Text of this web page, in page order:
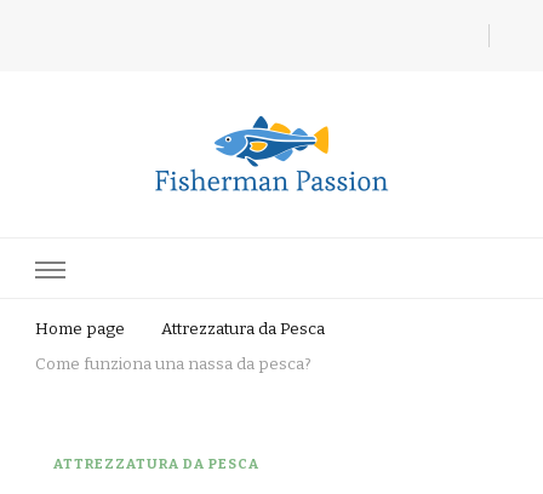
Home page
Attrezzatura da Pesca
Come funziona una nassa da pesca?
ATTREZZATURA DA PESCA